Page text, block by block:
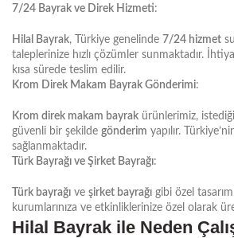
7/24 Bayrak ve Direk Hizmeti:
Hilal Bayrak, Türkiye genelinde 7/24 hizmet
taleplerinize hızlı çözümler sunmaktadır.
kısa sürede teslim edilir.
Krom Direk Makam Bayrak Gönderimi:
Krom direk makam bayrak ürünlerimiz,
güvenli bir şekilde gönderim yapılır.
sağlanmaktadır.
Türk Bayrağı ve Şirket Bayrağı:
Türk bayrağı ve şirket bayrağı gibi özel
kurumlarınıza ve etkinliklerinize özel olarak
Hilal Bayrak ile Neden